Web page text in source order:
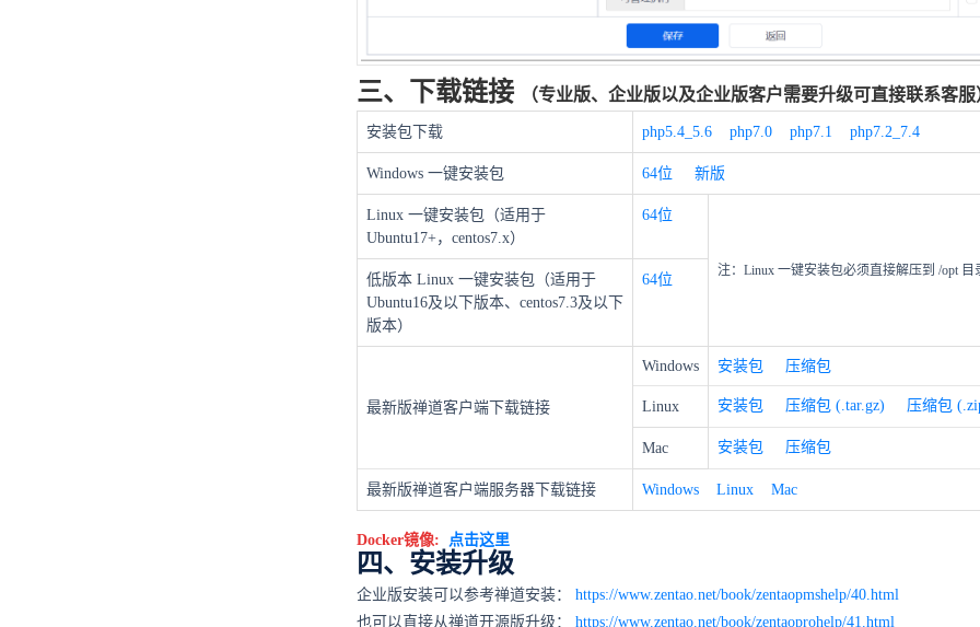
三、下载链接 （专业版、企业版以及企业版客户需要升级可直接联系客服
安装包下载 php5.4_5.6 php7.0 php7.1 php7.2_7.4
Windows 一键安装包 64位 新版
Linux 一键安装包（适用于
Ubuntu17+，centos7.x）
64位
注：Linux 一键安装包必须直接解压到 /opt 目
低版本 Linux 一键安装包（适用于
Ubuntu16及以下版本、centos7.3及以下
版本）
64位
最新版禅道客户端下载链接
Windows 安装包 压缩包
Linux 安装包 压缩包 (.tar.gz) 压缩包
Mac 安装包 压缩包
最新版禅道客户端服务器下载链接 Windows Linux Mac
Docker镜像: 点击这里
四、安装升级
企业版安装可以参考禅道安装：
https://www.zentao.net/book/zentaopmshelp/40.html
也可以直接从禅道开源版升级：
https://www.zentao.net/book/zentaoprohelp/41.html